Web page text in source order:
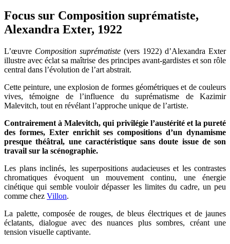
Focus sur Composition suprématiste,
Alexandra Exter, 1922
L’œuvre Composition suprématiste (vers 1922) d’Alexandra Exter
illustre avec éclat sa maîtrise des principes avant-gardistes et son rôle
central dans l’évolution de l’art abstrait.
Cette peinture, une explosion de formes géométriques et de couleurs
vives, témoigne de l’influence du suprématisme de Kazimir
Malevitch, tout en révélant l’approche unique de l’artiste.
Contrairement à Malevitch, qui privilégie l’austérité et la pureté
des formes, Exter enrichit ses compositions d’un dynamisme
presque théâtral, une caractéristique sans doute issue de son
travail sur la scénographie.
Les plans inclinés, les superpositions audacieuses et les contrastes
chromatiques évoquent un mouvement continu, une énergie
cinétique qui semble vouloir dépasser les limites du cadre, un peu
comme chez Villon.
La palette, composée de rouges, de bleus électriques et de jaunes
éclatants, dialogue avec des nuances plus sombres, créant une
tension visuelle captivante.